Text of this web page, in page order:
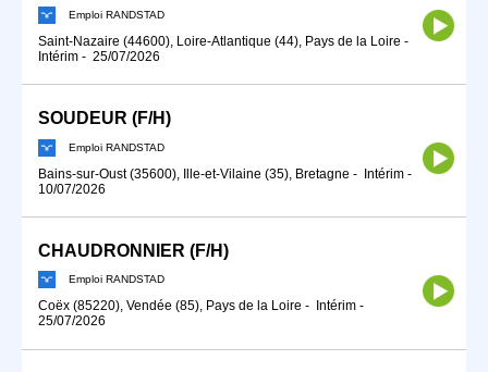
Emploi RANDSTAD
Saint-Nazaire (44600), Loire-Atlantique (44), Pays de la Loire -
Intérim - 25/07/2026
SOUDEUR (F/H)
Emploi RANDSTAD
Bains-sur-Oust (35600), Ille-et-Vilaine (35), Bretagne - Intérim -
10/07/2026
CHAUDRONNIER (F/H)
Emploi RANDSTAD
Coëx (85220), Vendée (85), Pays de la Loire - Intérim -
25/07/2026